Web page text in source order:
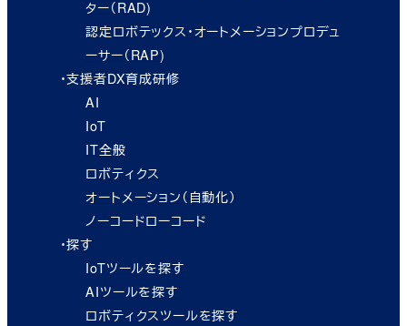
ター（RAD)
認定ロボテックス・オートメーションプロデュ
ーサー（RAP)
・支援者DX育成研修
AI
IoT
IT全般
ロボティクス
オートメーション（自動化）
ノーコードローコード
・探す
IoTツールを探す
AIツールを探す
ロボティクスツールを探す